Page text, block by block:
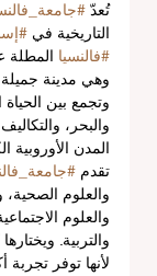
تُعدّ
التاريخية في
#فالنسيا المطلة
وهي مدينة
وتجمع بين الحياة
والبحر،
المدن الأوروبية
تقدم
والعلوم الصحية،
والعلوم
والتربية.
لأنها توفر تجربة